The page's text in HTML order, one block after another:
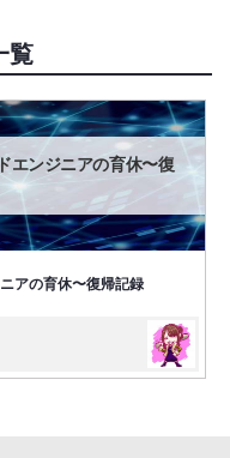
覧
エンジニアの育休〜復
アの育休〜復帰記録